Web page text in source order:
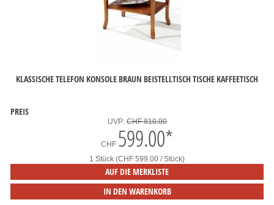
KLASSISCHE TELEFON KONSOLE BRAUN BEISTELLTISCH TISCHE KAFFEETISCH
PREIS
UVP:CHF 810.00
CHF 599.00*
1 Stück (CHF 599.00 / Stück)
AUF DIE MERKLISTE
IN DEN WARENKORB